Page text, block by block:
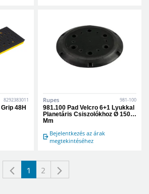
8292383011
48H
Rupes 981-100
981.100 Pad Velcro 6+1 Lyukkal
Planetáris Csiszolókhoz Ø 150
Mm
Bejelentkezés az árak
megtekintéséhez
1 2